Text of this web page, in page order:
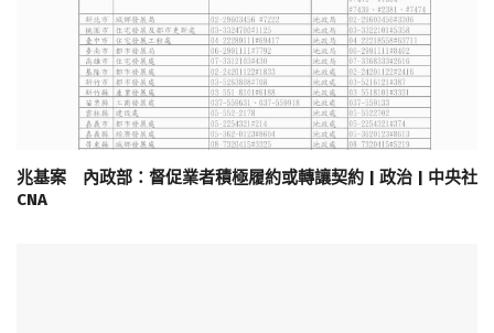
兆基案 內政部：督促業者積極履約或轉讓契約 | 政治 | 中央社
CNA